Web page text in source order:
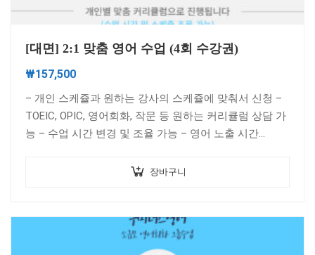
[대면] 2:1 맞춤 영어 수업 (4회 수강권)
₩157,500
– 개인 스케쥴과 원하는 강사의 스케쥴에 맞춰서 신청 –
TOEIC, OPIC, 영어회화, 작문 등 원하는 커리큘럼 상담 가
능 – 수업 시간 변경 및 조율 가능 – 영어 노출 시간…
장바구니